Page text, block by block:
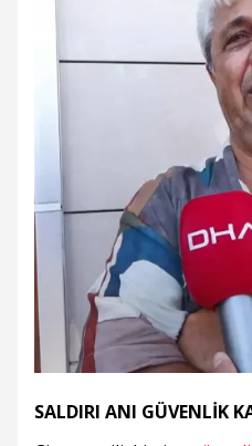
SALDIRI ANI GÜVENLİK